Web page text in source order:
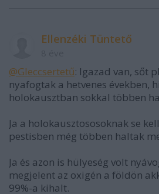
Ellenzéki Tüntető
@GIeccsertetű: Igazad van, sőt
nyafogtak a hetvenes években,
holokausztban sokkal többen
Ja a holokausztososoknak se
pestisben még többen haltak
Ja és azon is hülyeség volt
megjelent az oxigén a földön
99%-a kihalt.